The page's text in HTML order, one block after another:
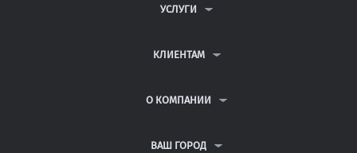
УСЛУГИ
ДИПЛОМНЫЕ РАБОТЫ
РЕФЕРАТЫ
КЛИЕНТАМ
ВОПРОСЫ И ОТВЕТЫ
ПОЛИТИКА КОНФИДЕНЦИАЛЬНОСТИ
О КОМПАНИИ
КОНТАКТЫ
ВАШ ГОРОД